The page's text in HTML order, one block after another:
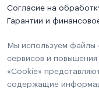
Согласие на
Гарантии и
Мы используем файлы
сервисов и повышения
«Cookie»
содержащие